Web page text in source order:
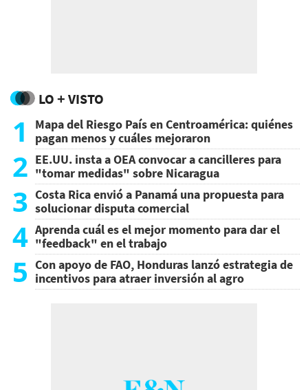
LO + VISTO
1
Mapa del Riesgo País en Centroamérica: quiénes
pagan menos y cuáles mejoraron
2 EE.UU. insta a OEA convocar a cancilleres para
"tomar medidas" sobre Nicaragua
3 Costa Rica envió a Panamá una propuesta para
solucionar disputa comercial
4 Aprenda cuál es el mejor momento para dar el
"feedback" en el trabajo
5 Con apoyo de FAO, Honduras lanzó estrategia de
incentivos para atraer inversión al agro